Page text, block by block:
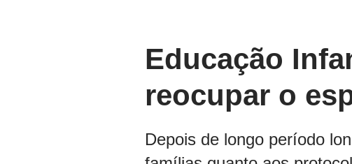
Educação
reocupar o
Depois de longo período